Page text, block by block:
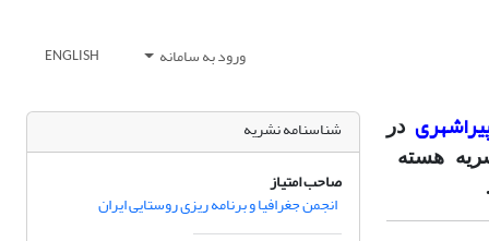
ورود به سامانه ENGLISH
در
هسته
شناسنامه نشریه
صاحب امتیاز
انجمن جغرافیا و برنامه ریزی روستایی ایران